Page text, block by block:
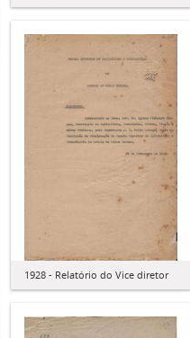
1928 - Relatório do Vice diretor